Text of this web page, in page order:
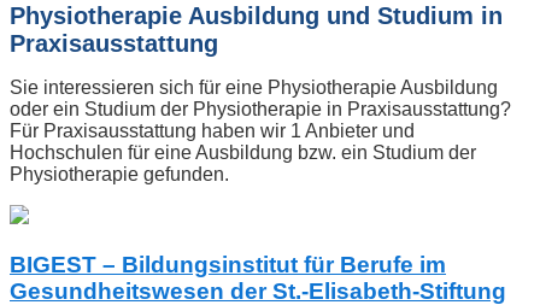
Physiotherapie Ausbildung und Studium in
Praxisausstattung
Sie interessieren sich für eine Physiotherapie Ausbildung
oder ein Studium der Physiotherapie in Praxisausstattung?
Für Praxisausstattung haben wir 1 Anbieter und
Hochschulen für eine Ausbildung bzw. ein Studium der
Physiotherapie gefunden.
BIGEST – Bildungsinstitut für Berufe im
Gesundheitswesen der St.-Elisabeth-Stiftung